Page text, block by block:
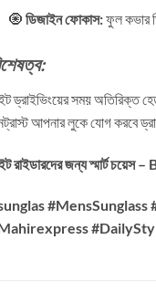
🧿 ডিজাইন ফোকাস:ফুল কভার
ড্রাইভিংয়ের সময় অতিরিক্ত
আপনার লুকে যোগ করবে
রাইডারদের জন্য স্মার্ট